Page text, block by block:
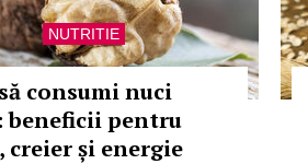
NUTRITIE
consumi nuci
beneficii pentru
creier și energie